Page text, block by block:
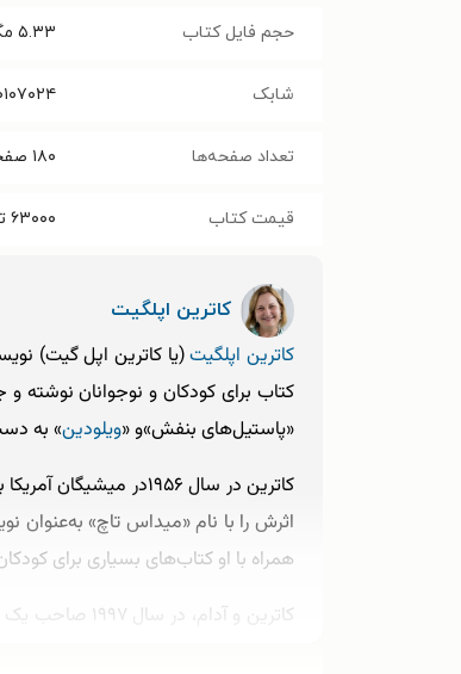
حجم فایل کتاب ۵.۳۳
شابک
تعداد صفحه‌ها ۱۸۰
قیمت کتاب ۶۳۰۰۰
کاترین اپلگیت
کاترین اپلگیت
کتاب برای کودکان و نوجوانان نوشته
«پاستیل‌های بنفش»و «ویلودین» به
کاترین در سال
همراه با او کتاب‌های بسیاری برای
باشند. کاترین اپلگیت در حال حاضر